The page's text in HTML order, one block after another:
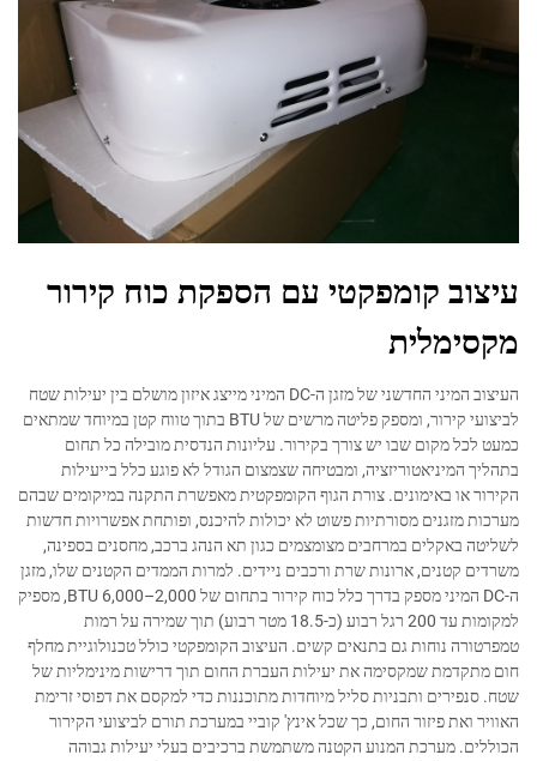
עיצוב קומפקטי עם הספקת כוח קירור
מקסימלית
העיצוב המיני החדשני של מזגן ה-DC המיני מייצג איזון מושלם בין יעילות שטח
לביצועי קירור, ומספק פליטה מרשים של BTU בתוך טווח קטן במיוחד שמתאים
כמעט לכל מקום שבו יש צורך בקירור. עליונות הנדסית מובילה כל תחום
בתהליך המיניאטוריזציה, ומבטיחה שצמצום הגודל לא פוגע כלל בייעילות
הקירור או באימונים. צורת הגוף הקומפקטית מאפשרת התקנה במיקומים שבהם
מערכות מזגנים מסורתיות פשוט לא יכולות להיכנס, ופותחת אפשרויות חדשות
לשליטה באקלים במרחבים מצומצמים כגון תא הנהג ברכב, מחסנים בספינה,
משרדים קטנים, ארונות שרת ורכבים ניידים. למרות הממדים הקטנים שלו, מזגן
ה-DC המיני מספק בדרך כלל כוח קירור בתחום של 2,000–6,000 BTU, מספיק
למקומות עד 200 רגל רבוע (כ-18.5 מטר רבוע) תוך שמירה על רמות
טמפרטורה נוחות גם בתנאים קשים. העיצוב הקומפקטי כולל טכנולוגיית מחלף
חום מתקדמת שמקסימה את יעילות העברת החום תוך דרישות מינימליות של
שטח. סנפירים ותבניות סליל מיוחדות מתוכננות כדי למקסם את דפוסי זרימת
האוויר ואת פיזור החום, כך שכל אינץ' קוביי במערכת תורם לביצועי הקירור
הכוללים. מערכת המנוע הקטנה משתמשת ברכיבים בעלי יעילות גבוהה